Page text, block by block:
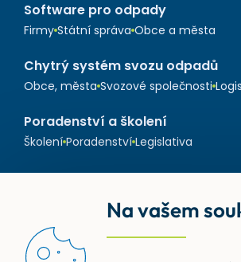
Software pro odpady
Firmy Státní správa Obce a města
Chytrý systém svozu odpadů
Obce, města Svozové společnosti
Poradenství a školení
Školení Poradenství Legislativa
Na vašem